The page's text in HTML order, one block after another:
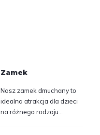
Zamek
Nasz zamek dmuchany to
idealna atrakcja dla dzieci
na różnego rodzaju…